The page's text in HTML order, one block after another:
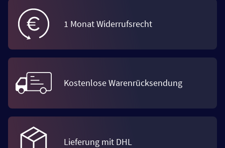
1 Monat Widerrufsrecht
Kostenlose Warenrücksendung
Lieferung mit DHL